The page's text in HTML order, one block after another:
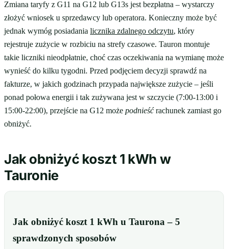
Zmiana taryfy z G11 na G12 lub G13s jest bezpłatna – wystarczy
złożyć wniosek u sprzedawcy lub operatora. Konieczny może być
jednak wymóg posiadania licznika zdalnego odczytu, który
rejestruje zużycie w rozbiciu na strefy czasowe. Tauron montuje
takie liczniki nieodpłatnie, choć czas oczekiwania na wymianę może
wynieść do kilku tygodni. Przed podjęciem decyzji sprawdź na
fakturze, w jakich godzinach przypada największe zużycie – jeśli
ponad połowa energii i tak zużywana jest w szczycie (7:00-13:00 i
15:00-22:00), przejście na G12 może podnieśćrachunek zamiast go
obniżyć.
Jak obniżyć koszt 1 kWh w
Tauronie
Jak obniżyć koszt 1 kWh u Taurona – 5
sprawdzonych sposobów